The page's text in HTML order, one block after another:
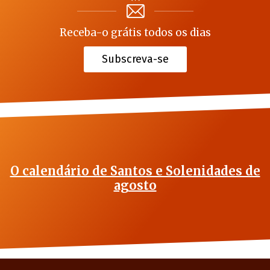
Receba-o grátis todos os dias
Subscreva-se
O calendário de Santos e Solenidades de
agosto